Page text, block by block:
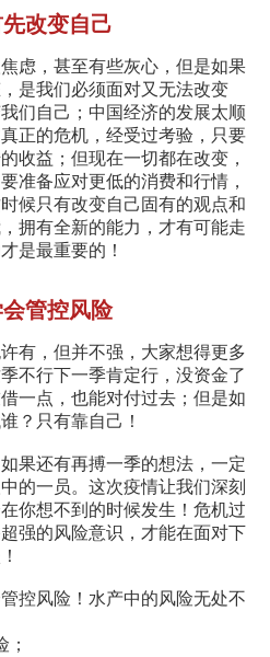
改变自己
虑，甚至有些灰心，但是如果
是我们必须面对又无法改变
们自己；中国经济的发展太顺
正的危机，经受过考验，只要
收益；但现在一切都在改变，
准备应对更低的消费和行情，
候只有改变自己固有的观点和
拥有全新的能力，才有可能走
是最重要的！
管控风险
有，但并不强，大家想得更多
不行下一季肯定行，没资金了
一点，也能对付过去；但是如
？只有靠自己！
果还有再搏一季的想法，一定
的一员。这次疫情让我们深刻
你想不到的时候发生！危机过
强的风险意识，才能在面对下
控风险！水产中的风险无处不